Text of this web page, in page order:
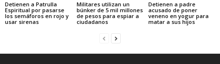
Detienen a Patrulla
Espiritual por pasarse
los semáforos en rojo y
usar sirenas
Militares utilizan un
búnker de 5 mil millones
de pesos para espiar a
ciudadanos
Detienen a padre
acusado de poner
veneno en yogur para
matar a sus hijos